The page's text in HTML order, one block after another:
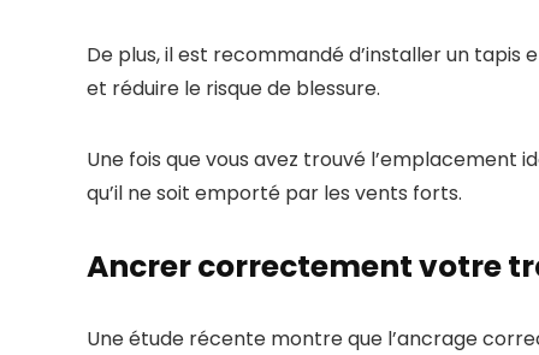
De plus, il est recommandé d’installer un
et réduire le risque de blessure.
Une fois que vous avez trouvé
qu’il ne soit emporté par les vents forts.
Ancrer correctement votre
Une étude récente montre que l’ancrage